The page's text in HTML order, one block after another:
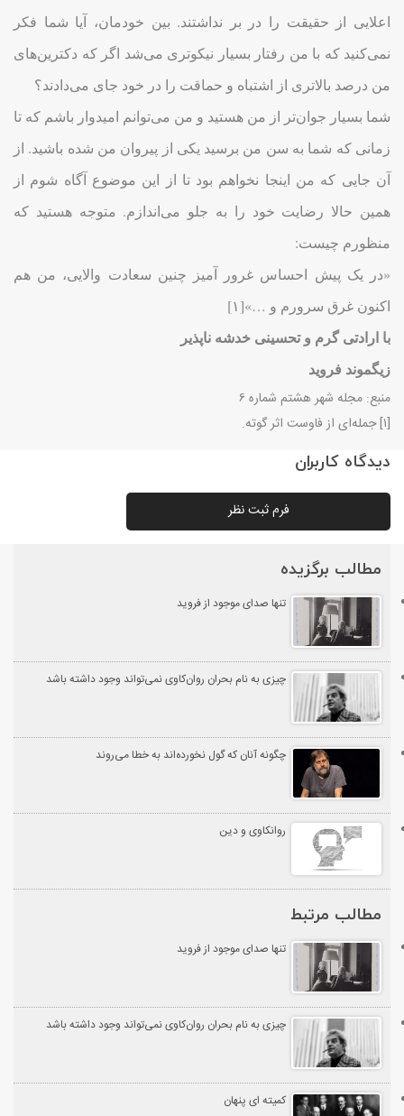
اعلایی از حقیقت را در بر نداشتند. بین خودمان، آیا شما فکر
نمی‌کنید که با من رفتار بسیار نیکوتری می‌شد اگر که دکترین‌های
من درصد بالاتری از اشتباه و حماقت را در خود جای می‌دادند؟
شما بسیار جوان‌تر از من هستید و من می‌توانم امیدوار باشم که تا
زمانی که شما به سن من برسید یکی از پیروان من شده باشید. از
آن جایی که من اینجا نخواهم بود تا از این موضوع آگاه شوم از
همین حالا رضایت خود را به جلو می‌اندازم. متوجه هستید که
منظورم چیست:
«در یک پیش احساس غرور آمیز چنین سعادت والایی، من هم
اکنون غرق سرورم و …»[۱]
با ارادتی گرم و تحسینی خدشه ناپذیر
زیگموند فروید
منبع: مجله شهر هشتم شماره ۶
[۱] جمله‌ای از فاوست اثر گوته.
دیدگاه کاربران
فرم ثبت نظر
مطالب برگزیده
تنها صدای موجود از فروید
چیزی به‌ نام بحران روان‌کاوی نمی‌تواند وجود داشته باشد
چگونه آنان که گول نخورده‌اند به خطا می‌روند
روانکاوی و دین
مطالب مرتبط
تنها صدای موجود از فروید
چیزی به‌ نام بحران روان‌کاوی نمی‌تواند وجود داشته باشد
کمیته ای پنهان